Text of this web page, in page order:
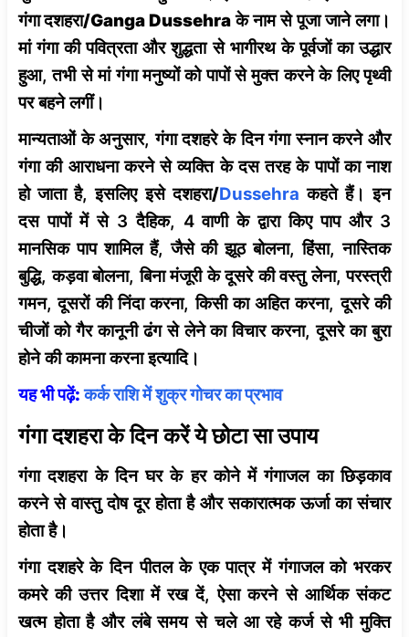
गंगा दशहरा/Ganga Dussehraके नाम से पूजा जाने लगा।
मां गंगा की पवित्रता और शुद्धता से भागीरथ के पूर्वजों का उद्धार
हुआ, तभी से मां गंगा मनुष्यों को पापों से मुक्त करने के लिए पृथ्वी
पर बहने लगीं।
मान्यताओं के अनुसार, गंगा दशहरे के दिन गंगा स्नान करने और
गंगा की आराधना करने से व्यक्ति के दस तरह के पापों का नाश
हो जाता है, इसलिए इसेदशहरा/Dussehra कहते हैं। इन
दस पापों में से 3 दैहिक, 4 वाणी के द्वारा किए पाप और 3
मानसिक पाप शामिल हैं, जैसे की झूठ बोलना, हिंसा, नास्तिक
बुद्धि, कड़वा बोलना, बिना मंजूरी के दूसरे की वस्तु लेना, परस्त्री
गमन, दूसरों की निंदा करना, किसी का अहित करना, दूसरे की
चीजों को गैर कानूनी ढंग से लेने का विचार करना, दूसरे का बुरा
होने की कामना करना इत्यादि।
यह भी पढ़ें:कर्क राशि में शुक्र गोचर का प्रभाव
गंगा दशहरा के दिन करें ये छोटा सा उपाय
गंगा दशहरा के दिन घर के हर कोने में गंगाजल का छिड़काव
करने से वास्तु दोष दूर होता है और सकारात्मक ऊर्जा का संचार
होता है।
गंगा दशहरे के दिन पीतल के एक पात्र में गंगाजल को भरकर
कमरे की उत्तर दिशा में रख दें, ऐसा करने से आर्थिक संकट
खत्म होता है और लंबे समय से चले आ रहे कर्ज से भी मुक्ति